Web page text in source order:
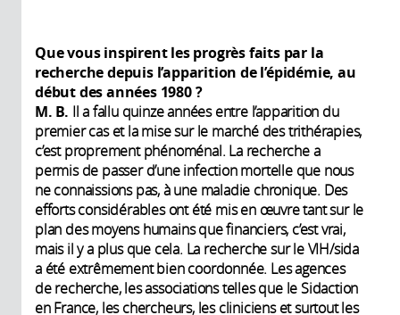
Que vous inspirent les progrès faits par la
recherche depuis l’apparition de l’épidémie, au
début des années 1980 ?
M. B. Il a fallu quinze années entre l’apparition du
premier cas et la mise sur le marché des trithérapies,
c’est proprement phénoménal. La recherche a
permis de passer d’une infection mortelle que nous
ne connaissions pas, à une maladie chronique. Des
efforts considérables ont été mis en œuvre tant sur le
plan des moyens humains que financiers, c’est vrai,
mais il y a plus que cela. La recherche sur le VIH/sida
a été extrêmement bien coordonnée. Les agences
de recherche, les associations telles que le Sidaction
en France, les chercheurs, les cliniciens et surtout les